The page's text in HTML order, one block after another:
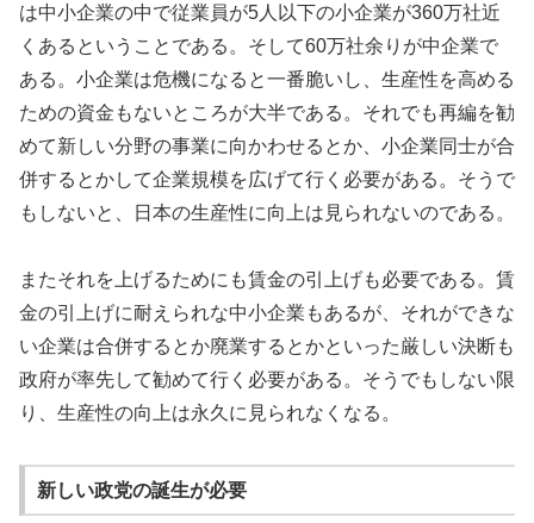
は中小企業の中で従業員が5人以下の小企業が360万社近
くあるということである。そして60万社余りが中企業で
ある。小企業は危機になると一番脆いし、生産性を高める
ための資金もないところが大半である。それでも再編を勧
めて新しい分野の事業に向かわせるとか、小企業同士が合
併するとかして企業規模を広げて行く必要がある。そうで
もしないと、日本の生産性に向上は見られないのである。
またそれを上げるためにも賃金の引上げも必要である。賃
金の引上げに耐えられな中小企業もあるが、それができな
い企業は合併するとか廃業するとかといった厳しい決断も
政府が率先して勧めて行く必要がある。そうでもしない限
り、生産性の向上は永久に見られなくなる。
新しい政党の誕生が必要